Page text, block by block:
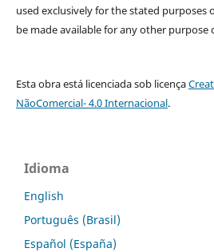
used exclusively for the stated purposes
be made available for any other
Esta obra está licenciada sob licença
NãoComercial- 4.0 Internacional.
Idioma
English
Português (Brasil)
Español (España)